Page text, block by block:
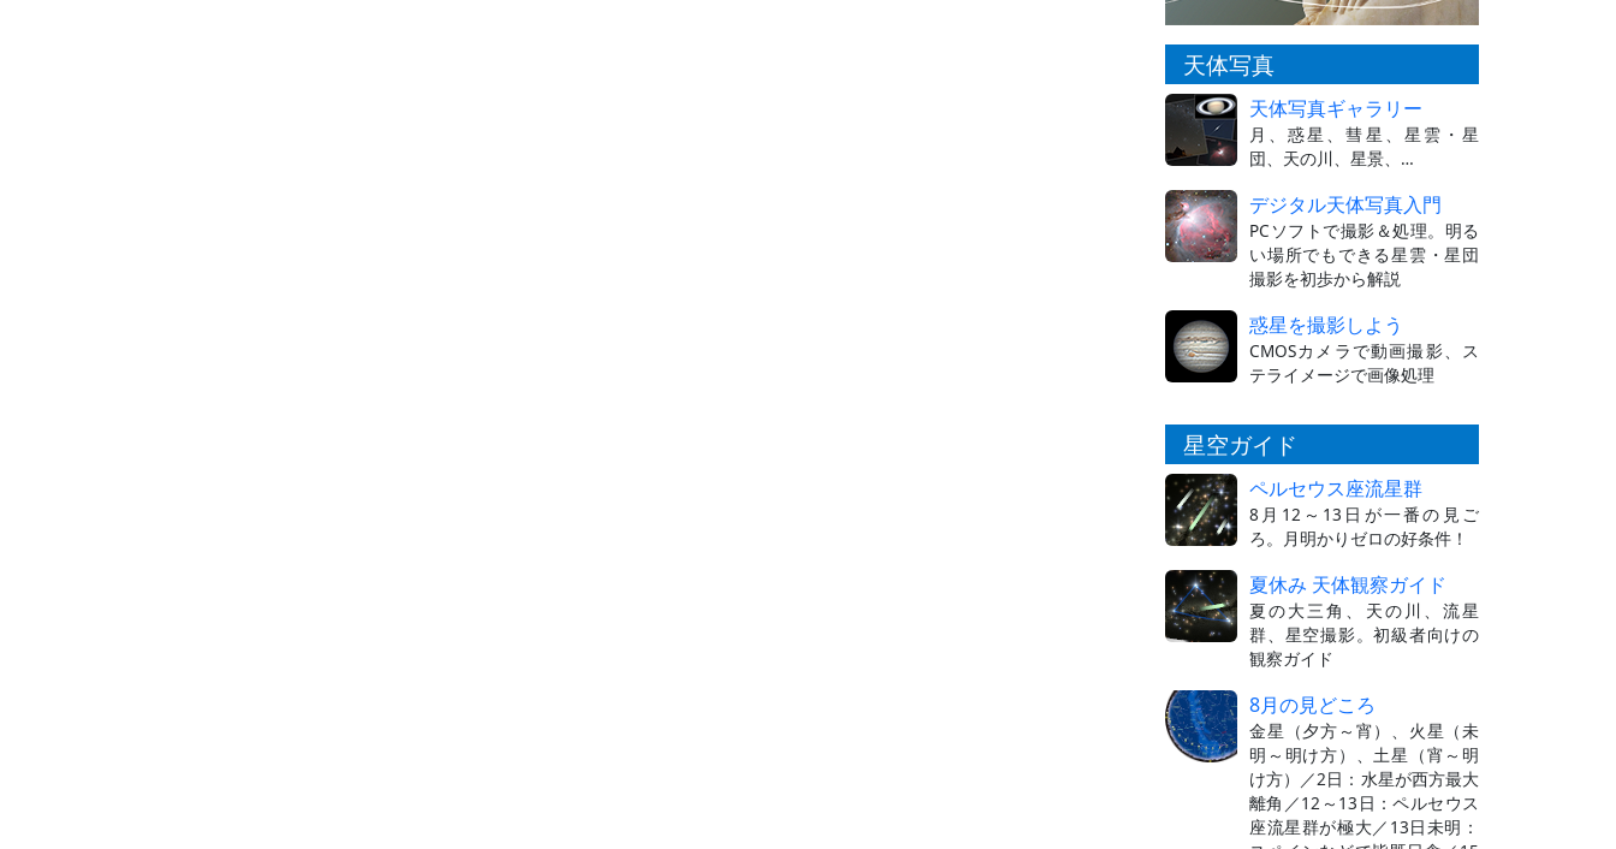
天体写真
天体写真ギャラリー
月、惑星、彗星、星雲・星
団、天の川、星景、…
デジタル天体写真入門
PCソフトで撮影＆処理。明る
い場所でもできる星雲・星団
撮影を初歩から解説
惑星を撮影しよう
CMOSカメラで動画撮影、ス
テライメージで画像処理
星空ガイド
ペルセウス座流星群
8月12～13日が一番の見ご
ろ。月明かりゼロの好条件！
夏休み 天体観察ガイド
夏の大三角、天の川、流星
群、星空撮影。初級者向けの
観察ガイド
8月の見どころ
金星（夕方～宵）、火星（未
明～明け方）、土星（宵～明
け方）／2日：水星が西方最大
離角／12～13日：ペルセウス
座流星群が極大／13日未明：